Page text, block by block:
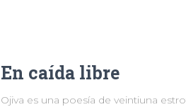
En caída libre
Ojiva es una poesía de veintiuna